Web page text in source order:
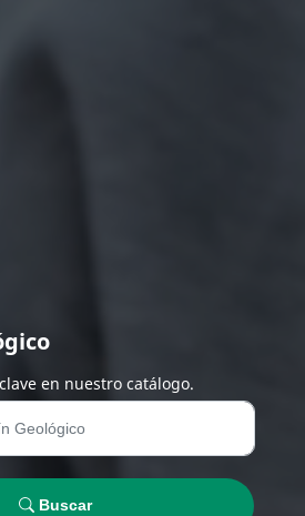
en nuestro catálogo.
Buscar